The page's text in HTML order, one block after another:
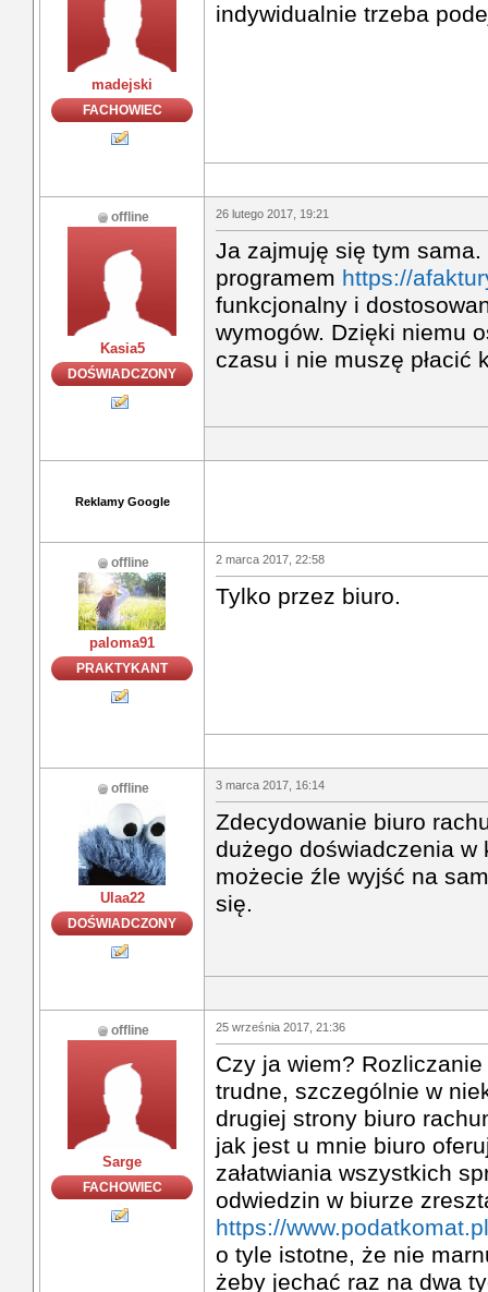
madejski
FACHOWIEC
indywidualnie trzeba
offline
Kasia5
DOŚWIADCZONY
26 lutego 2017, 19:21
Ja zajmuję się tym
programem https://
funkcjonalny i
wymogów. Dzięki niemu
czasu i nie muszę płacić
Reklamy Google
offline
paloma91
PRAKTYKANT
2 marca 2017, 22:58
Tylko przez biuro.
offline
Ulaa22
DOŚWIADCZONY
3 marca 2017, 16:14
Zdecydowanie biuro
dużego doświadczenia w
możecie źle wyjść na
się.
offline
Sarge
FACHOWIEC
25 września 2017, 21:36
Czy ja wiem?
trudne, szczególnie w
drugiej strony biuro
jak jest u mnie biuro
załatwiania wszystkich
odwiedzin w biurze
https://
o tyle istotne, że nie
żeby jechać raz na dwa